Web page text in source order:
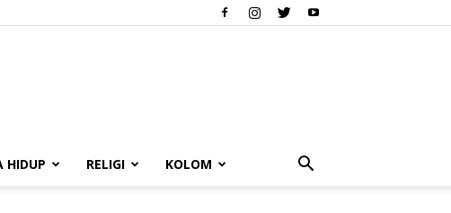
HIDUP RELIGI KOLOM